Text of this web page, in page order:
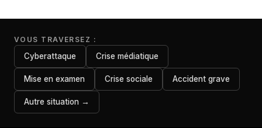
VOUS TRAVERSEZ :
Cyberattaque Crise médiatique
Mise en examen Crise sociale Accident grave
Autre situation →